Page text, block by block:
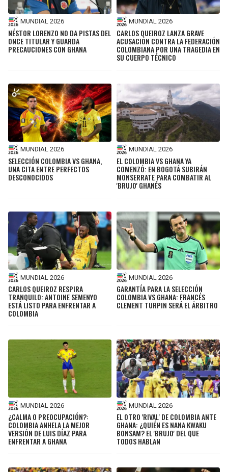
MUNDIAL 2026
NÉSTOR LORENZO NO DA PISTAS DEL
ONCE TITULAR Y GUARDA
PRECAUCIONES CON GHANA
MUNDIAL 2026
CARLOS QUEIROZ LANZA GRAVE
ACUSACIÓN CONTRA LA FEDERACIÓN
COLOMBIANA POR UNA TRAGEDIA EN
SU CUERPO TÉCNICO
MUNDIAL 2026
SELECCIÓN COLOMBIA VS GHANA,
UNA CITA ENTRE PERFECTOS
DESCONOCIDOS
MUNDIAL 2026
EL COLOMBIA VS GHANA YA
COMENZÓ: EN BOGOTÁ SUBIRÁN
MONSERRATE PARA COMBATIR AL
'BRUJO' GHANÉS
MUNDIAL 2026
CARLOS QUEIROZ RESPIRA
TRANQUILO: ANTOINE SEMENYO
ESTÁ LISTO PARA ENFRENTAR A
COLOMBIA
MUNDIAL 2026
GARANTÍA PARA LA SELECCIÓN
COLOMBIA VS GHANA: FRANCÉS
CLEMENT TURPIN SERÁ EL ÁRBITRO
MUNDIAL 2026
¿CALMA O PREOCUPACIÓN?:
COLOMBIA ANHELA LA MEJOR
VERSIÓN DE LUIS DÍAZ PARA
ENFRENTAR A GHANA
MUNDIAL 2026
EL OTRO 'RIVAL' DE COLOMBIA ANTE
GHANA: ¿QUIÉN ES NANA KWAKU
BONSAM? EL 'BRUJO' DEL QUE
TODOS HABLAN